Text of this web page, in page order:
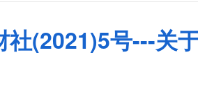
社(2021)5号---关